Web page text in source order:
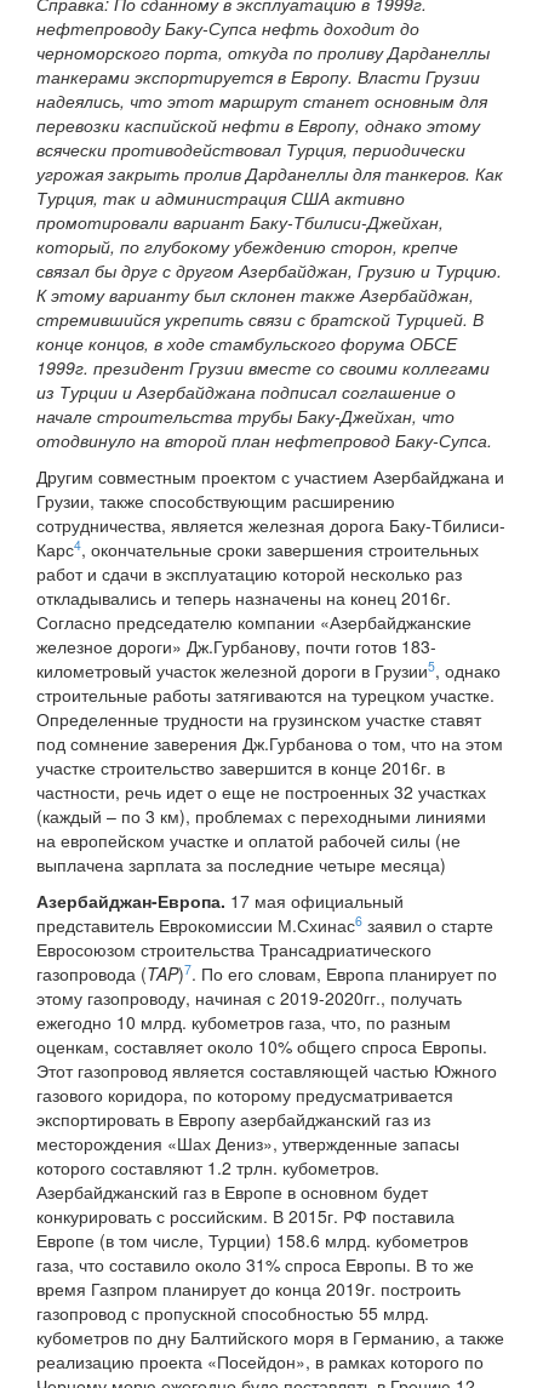
нефтепроводу Баку-Супса нефть доходит до
черноморского порта, откуда по проливу Дарданеллы
танкерами экспортируется в Европу. Власти Грузии
надеялись, что этот маршрут станет основным для
перевозки каспийской нефти в Европу, однако этому
всячески противодействовал Турция, периодически
угрожая закрыть пролив Дарданеллы для танкеров. Как
Турция, так и администрация США активно
промотировали вариант Баку-Тбилиси-Джейхан,
который, по глубокому убеждению сторон, крепче
связал бы друг с другом Азербайджан, Грузию и Турцию.
К этому варианту был склонен также Азербайджан,
стремившийся укрепить связи с братской Турцией. В
конце концов, в ходе стамбульского форума ОБСЕ
1999г. президент Грузии вместе со своими коллегами
из Турции и Азербайджана подписал соглашение о
начале строительства трубы Баку-Джейхан, что
отодвинуло на второй план нефтепровод Баку-Супса.
Другим совместным проектом с участием Азербайджана и
Грузии, также способствующим расширению
сотрудничества, является железная дорога Баку-Тбилиси-
Карс4, окончательные сроки завершения строительных
работ и сдачи в эксплуатацию которой несколько раз
откладывались и теперь назначены на конец 2016г.
Согласно председателю компании «Азербайджанские
железное дороги» Дж.Гурбанову, почти готов 183-
километровый участок железной дороги в Грузии5, однако
строительные работы затягиваются на турецком участке.
Определенные трудности на грузинском участке ставят
под сомнение заверения Дж.Гурбанова о том, что на этом
участке строительство завершится в конце 2016г. в
частности, речь идет о еще не построенных 32 участках
(каждый – по 3 км), проблемах с переходными линиями
на европейском участке и оплатой рабочей силы (не
выплачена зарплата за последние четыре месяца)
Азербайджан-Европа. 17 мая официальный
представитель Еврокомиссии М.Схинас6 заявил о старте
Евросоюзом строительства Трансадриатического
газопровода (TAP)7. По его словам, Европа планирует по
этому газопроводу, начиная с 2019-2020гг., получать
ежегодно 10 млрд. кубометров газа, что, по разным
оценкам, составляет около 10% общего спроса Европы.
Этот газопровод является составляющей частью Южного
газового коридора, по которому предусматривается
экспортировать в Европу азербайджанский газ из
месторождения «Шах Дениз», утвержденные запасы
которого составляют 1.2 трлн. кубометров.
Азербайджанский газ в Европе в основном будет
конкурировать с российским. В 2015г. РФ поставила
Европе (в том числе, Турции) 158.6 млрд. кубометров
газа, что составило около 31% спроса Европы. В то же
время Газпром планирует до конца 2019г. построить
газопровод с пропускной способностью 55 млрд.
кубометров по дну Балтийского моря в Германию, а также
реализацию проекта «Посейдон», в рамках которого по